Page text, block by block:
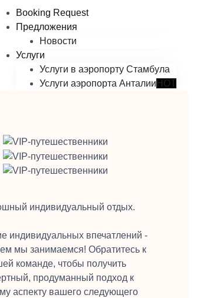
Booking Request
Предложения
Новости
Услуги
Услуги в аэропорту Стамбула
Услуги аэропорта Анталии HOT
индивидуальный отдых.
индивидуальных впечатлений -
мы занимаемся! Обратитесь к
команде, чтобы получить
продуманный подход к
аспекту вашего следующего